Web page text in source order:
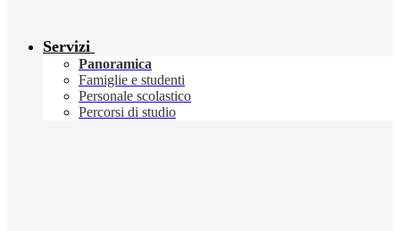
Servizi
Panoramica
Famiglie e studenti
Personale scolastico
Percorsi di studio